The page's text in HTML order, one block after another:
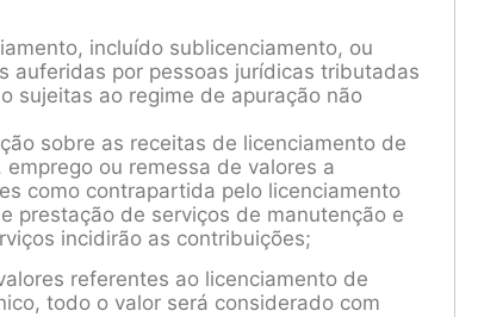
incluído sublicenciamento, ou
por pessoas jurídicas tributadas
sujeitas ao regime de apuração não
sobre as receitas de licenciamento de
ou remessa de valores a
como contrapartida pelo licenciamento
prestação de serviços de manutenção e
incidirão as contribuições;
referentes ao licenciamento de
todo o valor será considerado com